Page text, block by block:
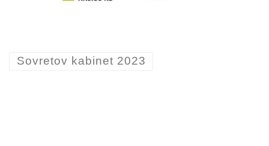
Sovretov kabinet 2023